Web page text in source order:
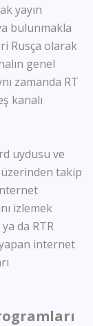
yayın
bulunmakla
Rusça olarak
genel
zamanda RT
kanalı
uydusu ve
üzerinden takip
izlemek
da RTR
yapan internet